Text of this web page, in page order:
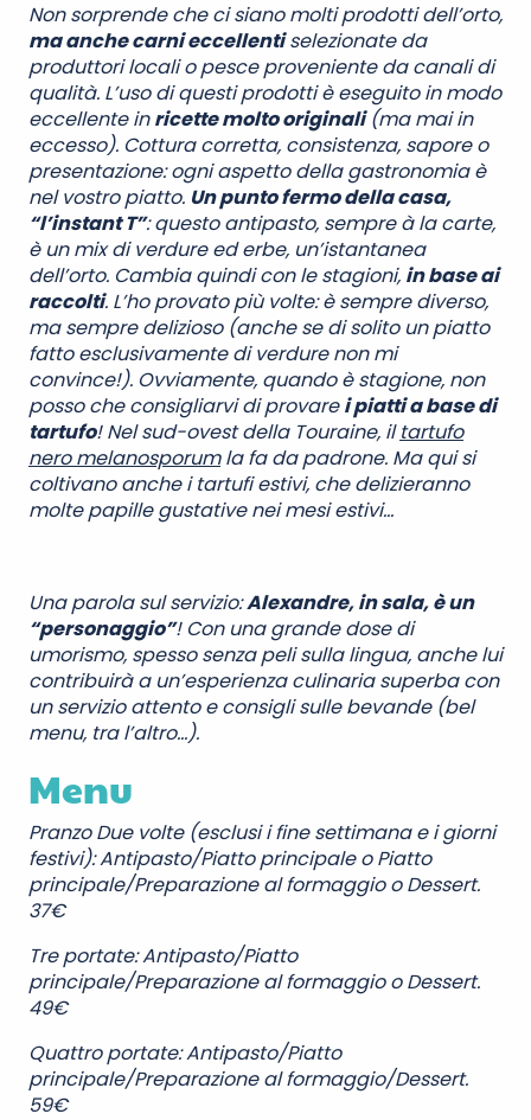
Non sorprende che ci siano molti prodotti dell’orto,
ma anche carni eccellentiselezionate da
produttori locali o pesce proveniente da canali di
qualità. L’uso di questi prodotti è eseguito in modo
eccellente inricette molto originali(ma mai in
eccesso). Cottura corretta, consistenza, sapore o
presentazione: ogni aspetto della gastronomia è
nel vostro piatto. Un punto fermo della casa,
“l’instant T”: questo antipasto, sempre à la carte,
è un mix di verdure ed erbe, un’istantanea
dell’orto. Cambia quindi con le stagioni, in base ai
raccolti. L’ho provato più volte: è sempre diverso,
ma sempre delizioso (anche se di solito un piatto
fatto esclusivamente di verdure non mi
convince!). Ovviamente, quando è stagione, non
posso che consigliarvi di provarei piatti a base di
tartufo! Nel sud-ovest della Touraine, iltartufo
nero melanosporumla fa da padrone. Ma qui si
coltivano anche i tartufi estivi, che delizieranno
molte papille gustative nei mesi estivi…
Una parola sul servizio:Alexandre, in sala, è un
“personaggio”! Con una grande dose di
umorismo, spesso senza peli sulla lingua, anche lui
contribuirà a un’esperienza culinaria superba con
un servizio attento e consigli sulle bevande (bel
menu, tra l’altro…).
Menu
Pranzo Due volte (esclusi i fine settimana e i giorni
festivi): Antipasto/Piatto principale o Piatto
principale/Preparazione al formaggio o Dessert.
37€
Tre portate: Antipasto/Piatto
principale/Preparazione al formaggio o Dessert.
49€
Quattro portate: Antipasto/Piatto
principale/Preparazione al formaggio/Dessert.
59€